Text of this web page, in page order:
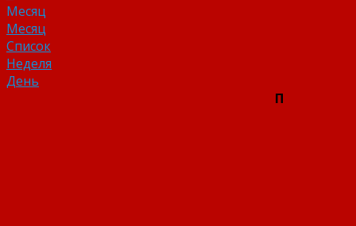
Месяц
Месяц
Список
Неделя
День
П